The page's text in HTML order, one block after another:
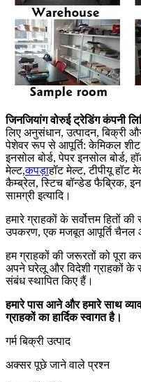
जिनजियांग वोरुई ट्रेडिंग कंपनी
लिए अनुसंधान, उत्पादन, बिक्री
पेशेवर रूप से आपूर्ति: केमिकल शीट,
इनसोल बोर्ड, पेपर इनसोल बोर्ड,
मेल्ट,कपड़ाहॉट मेल्ट, टीपीयू हॉट
कैम्ब्रेल, स्टिच बॉन्डेड फैब्रिक,
सामग्री इत्यादि।
हमारे ग्राहकों के सर्वोत्तम हितों
उपकरण, एक मजबूत आपूर्ति चैनल
हम ग्राहकों की जरूरतों को पूरा
अपने घरेलू और विदेशी ग्राहकों के
संबंध स्थापित किए हैं।
हमारे पास आने और हमारे साथ
ग्राहकों का हार्दिक स्वागत है।
गर्म बिक्री उत्पाद
अक्सर पूछे जाने वाले प्रश्न